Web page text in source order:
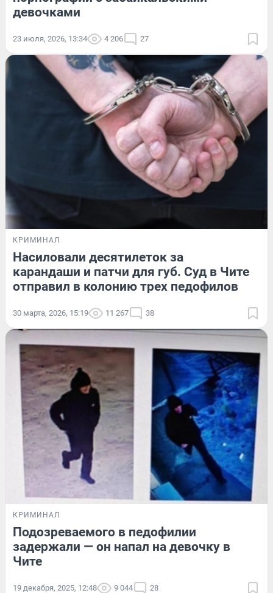
девочками
23 июля, 2026, 13:34 4 206 27
КРИМИНАЛ
Насиловали десятилеток за
карандаши и патчи для губ. Суд в Чите
отправил в колонию трех педофилов
30 марта, 2026, 15:19 11 267 38
КРИМИНАЛ
Подозреваемого в педофилии
задержали — он напал на девочку в
Чите
19 декабря, 2025, 12:48 9 044 28